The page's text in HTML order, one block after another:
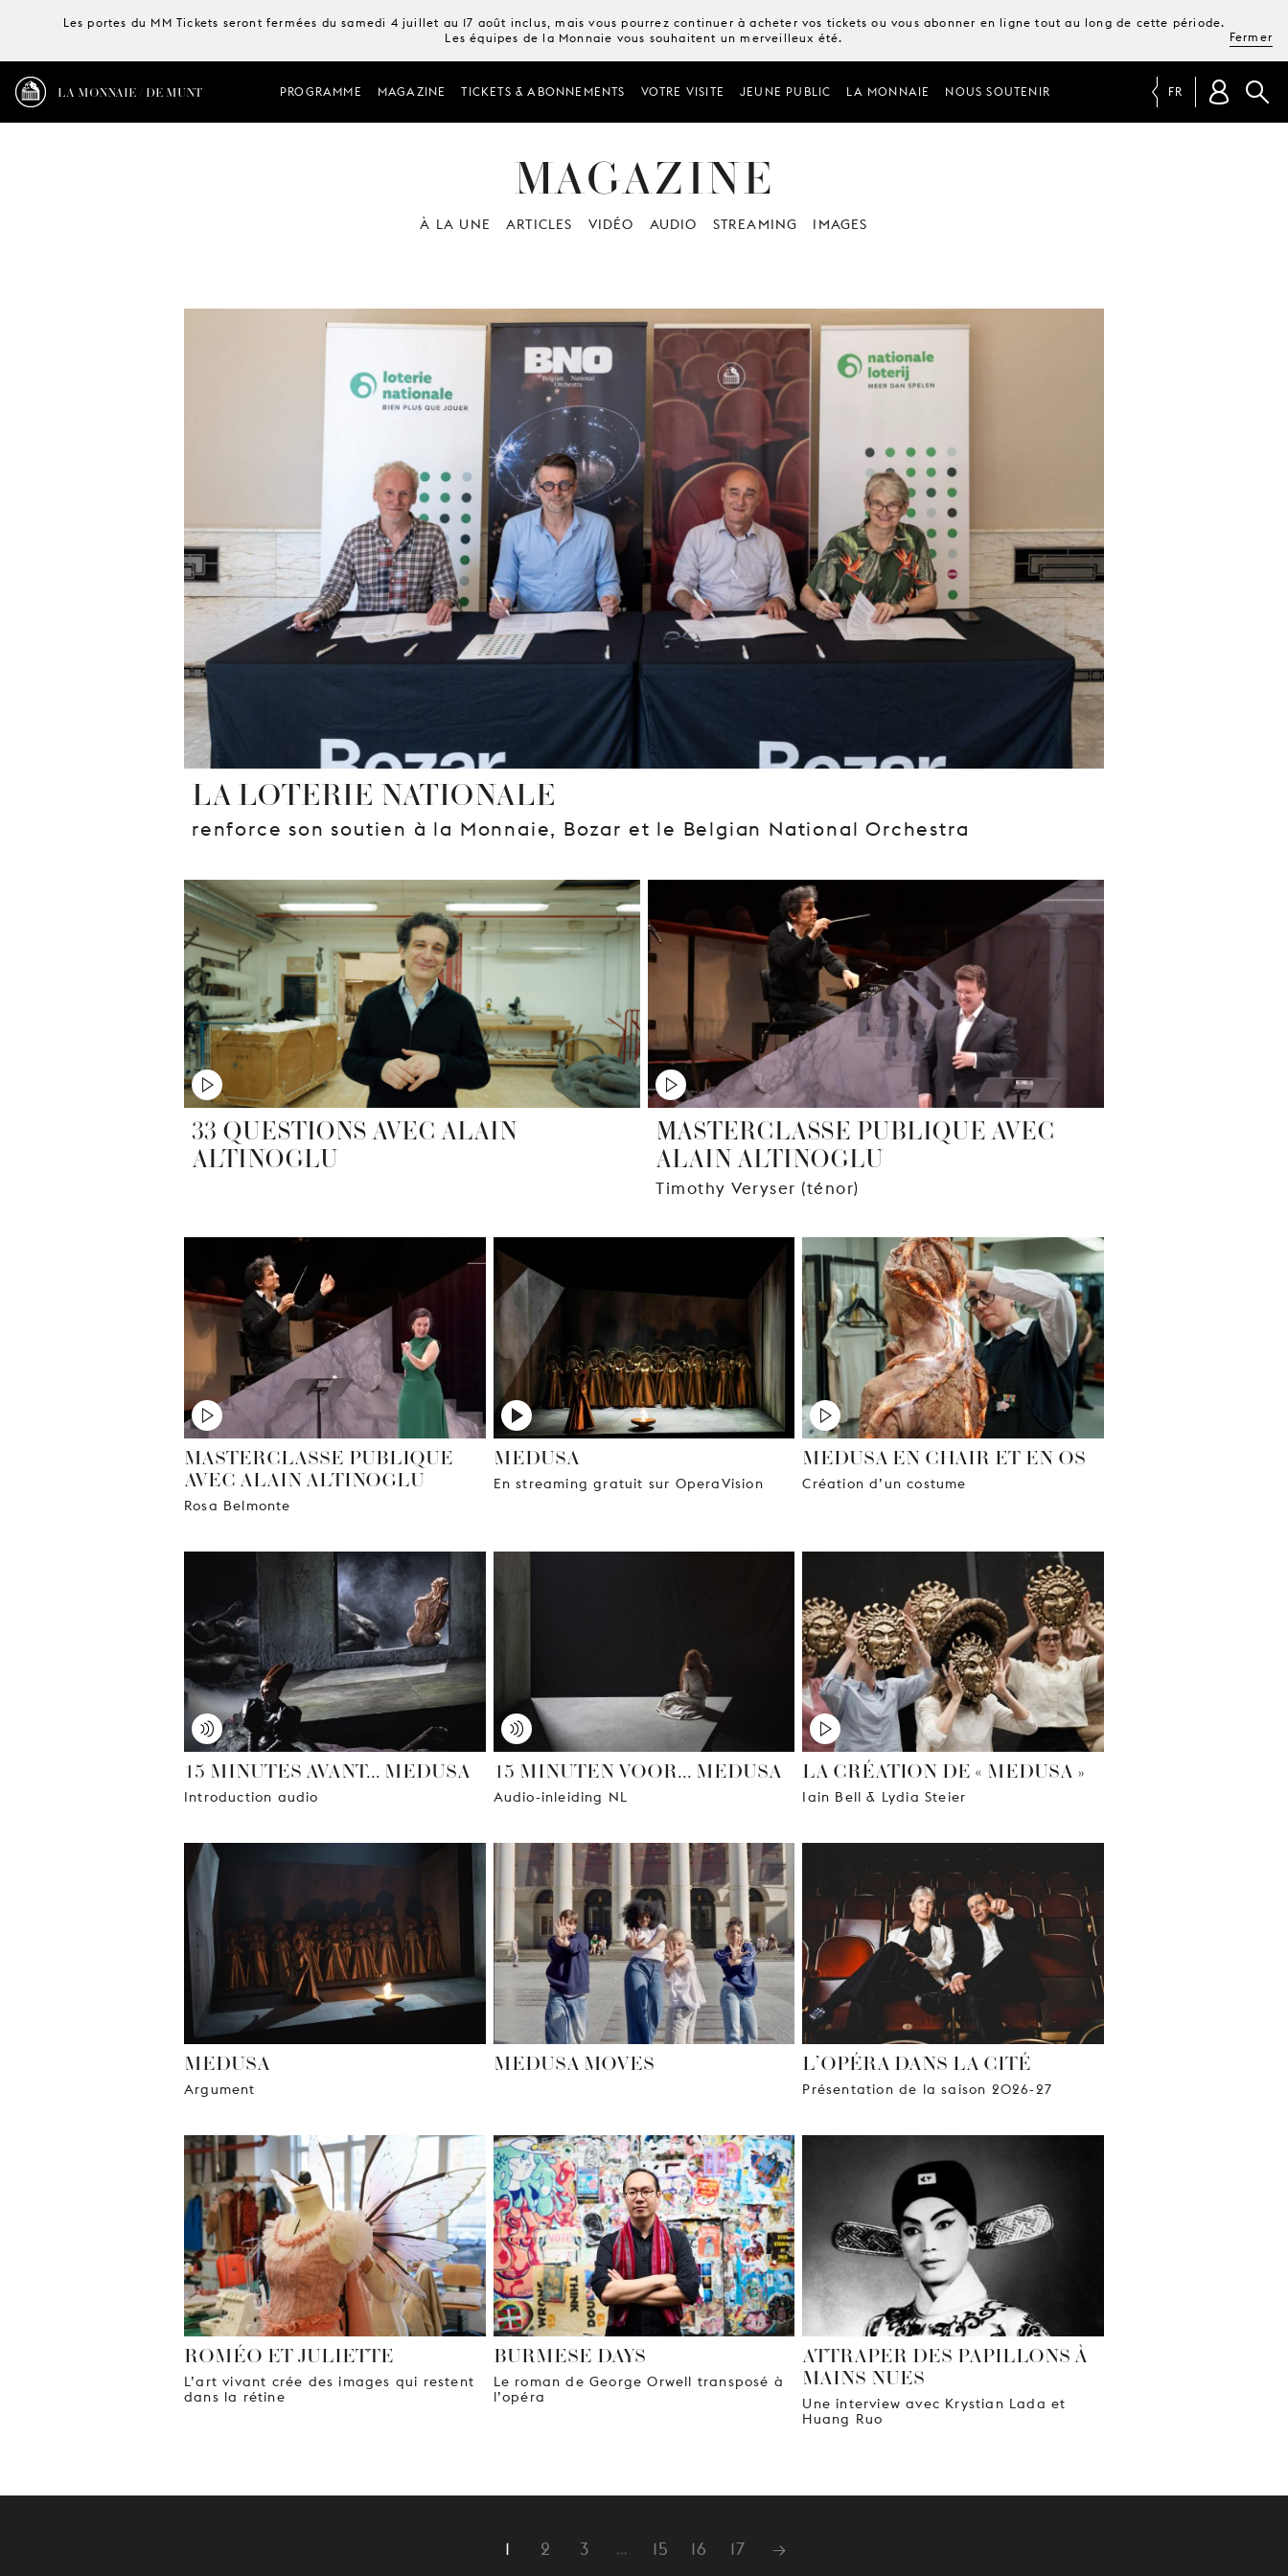
Les portes du MM Tickets seront fermées du samedi 4 juillet au 17 août inclus, mais vous pourrez continuer à acheter vos tickets ou vous abonner en ligne tout au long de cette période.
Les équipes de la Monnaie vous souhaitent un merveilleux été.
Fermer
LA MONNAIE / DE MUNT PROGRAMME MAGAZINE TICKETS & ABONNEMENTS VOTRE VISITE JEUNE PUBLIC LA MONNAIE NOUS SOUTENIR FR
MAGAZINE
À LA UNE ARTICLES VIDÉO AUDIO STREAMING IMAGES
LA LOTERIE NATIONALE
renforce son soutien à la Monnaie, Bozar et le Belgian National Orchestra
33 QUESTIONS AVEC ALAIN
ALTINOGLU
MASTERCLASSE PUBLIQUE AVEC
ALAIN ALTINOGLU
Timothy Veryser (ténor)
MASTERCLASSE PUBLIQUE
AVEC ALAIN ALTINOGLU
Rosa Belmonte
MEDUSA
En streaming gratuit sur OperaVision
MEDUSA EN CHAIR ET EN OS
Création d’un costume
15 MINUTES AVANT... MEDUSA
Introduction audio
15 MINUTEN VOOR... MEDUSA
Audio-inleiding NL
LA CRÉATION DE « MEDUSA »
Iain Bell & Lydia Steier
MEDUSA
Argument
MEDUSA MOVES L’OPÉRA DANS LA CITÉ
Présentation de la saison 2026-27
ROMÉO ET JULIETTE
L’art vivant crée des images qui restent
dans la rétine
BURMESE DAYS
Le roman de George Orwell transposé à
l’opéra
ATTRAPER DES PAPILLONS À
MAINS NUES
Une interview avec Krystian Lada et
Huang Ruo
1 2 3 … 15 16 17 →